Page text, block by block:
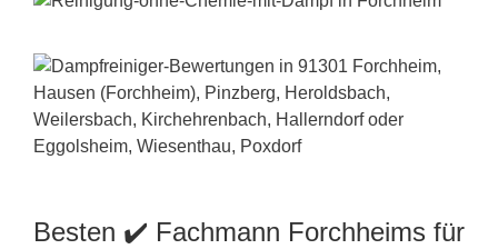
Besten ✔️ Fachmann Forchheims für